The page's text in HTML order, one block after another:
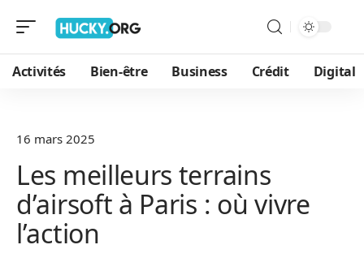
Activités Bien-être Business Crédit Digital
16 mars 2025
Les meilleurs terrains
d’airsoft à Paris : où vivre
l’action